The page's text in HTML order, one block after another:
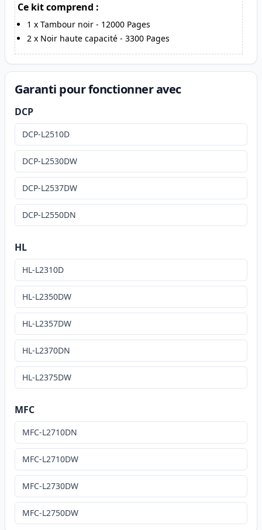
Ce kit comprend :
1 x Tambour noir - 12000 Pages
2 x Noir haute capacité - 3300 Pages
Garanti pour fonctionner avec
DCP
DCP-L2510D
DCP-L2530DW
DCP-L2537DW
DCP-L2550DN
HL
HL-L2310D
HL-L2350DW
HL-L2357DW
HL-L2370DN
HL-L2375DW
MFC
MFC-L2710DN
MFC-L2710DW
MFC-L2730DW
MFC-L2750DW